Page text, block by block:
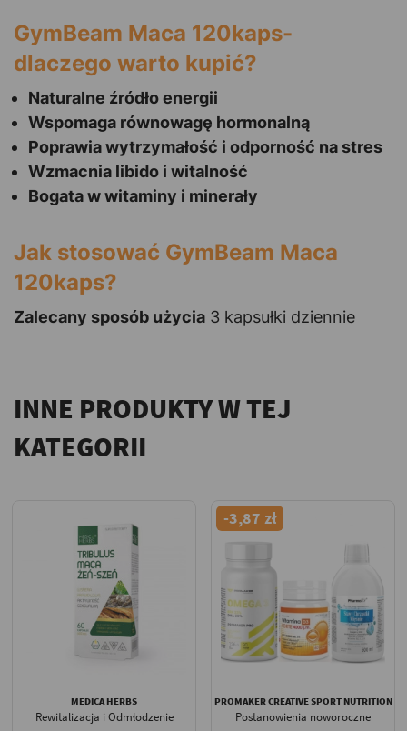
GymBeam Maca 120kaps-
dlaczego warto kupić?
Naturalne źródło energii
Wspomaga równowagę hormonalną
Poprawia wytrzymałość i odporność na stres
Wzmacnia libido i witalność
Bogata w witaminy i minerały
Jak stosować GymBeam Maca
120kaps?
Zalecany sposób użycia 3 kapsułki dziennie
INNE PRODUKTY W TEJ
KATEGORII
MEDICA HERBS
Rewitalizacja i Odmłodzenie
-3,87 zł
PROMAKER CREATIVE SPORT NUTRITION
Postanowienia noworoczne